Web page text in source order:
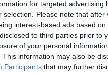
for targeted
selection. Please note that
interest-based ads based
to third parties prior to
of your personal
This information may also be
Participants that may further
Publicidad